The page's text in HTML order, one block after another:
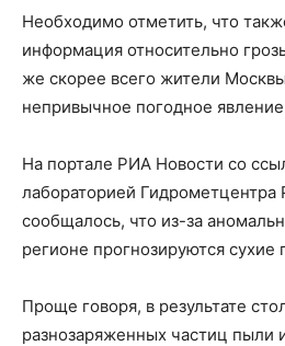
Необходимо отметить, что
информация относительно
же скорее всего жители
непривычное погодное
На портале РИА Новости со
лабораторией
сообщалось, что из-за
регионе прогнозируются сухие
Проще говоря, в результате
разнозаряженных частиц пыли